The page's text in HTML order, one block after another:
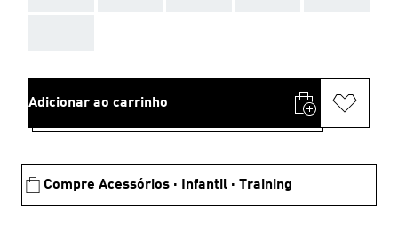
Adicionar ao carrinho
Compre Acessórios · Infantil · Training